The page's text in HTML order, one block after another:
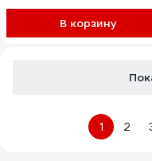
В корзину
1 2